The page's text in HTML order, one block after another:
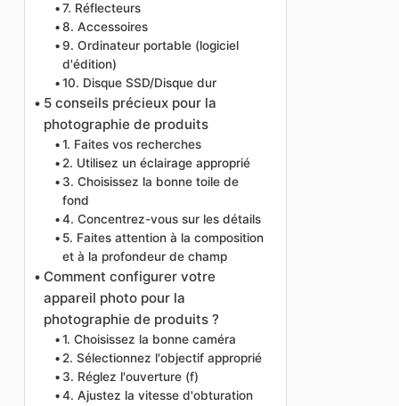
7. Réflecteurs
8. Accessoires
9. Ordinateur portable (logiciel
d'édition)
10. Disque SSD/Disque dur
5 conseils précieux pour la
photographie de produits
1. Faites vos recherches
2. Utilisez un éclairage approprié
3. Choisissez la bonne toile de
fond
4. Concentrez-vous sur les détails
5. Faites attention à la composition
et à la profondeur de champ
Comment configurer votre
appareil photo pour la
photographie de produits ?
1. Choisissez la bonne caméra
2. Sélectionnez l'objectif approprié
3. Réglez l'ouverture (f)
4. Ajustez la vitesse d'obturation